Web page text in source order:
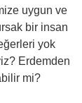
uygun ve
bir insan
yok
Erdemden
mi?